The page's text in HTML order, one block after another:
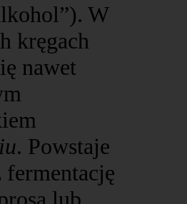
W
kręgach
nawet
. Powstaje
fermentację